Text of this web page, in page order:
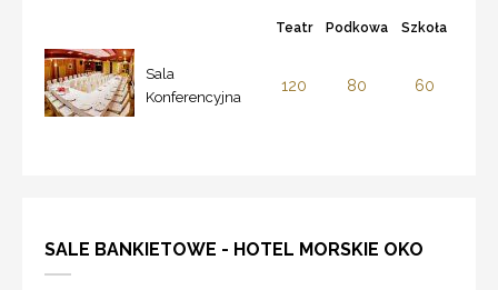
Teatr Podkowa Szkoła
Sala
Konferencyjna
120 80 60
SALE BANKIETOWE - HOTEL MORSKIE OKO